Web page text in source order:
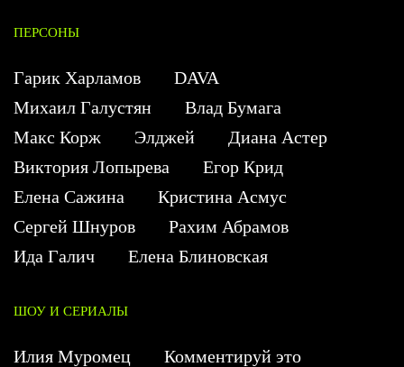
ПЕРСОНЫ
Гарик Харламов
DAVA
Михаил Галустян
Влад Бумага
Макс Корж
Элджей
Диана Астер
Виктория Лопырева
Егор Крид
Елена Сажина
Кристина Асмус
Сергей Шнуров
Рахим Абрамов
Ида Галич
Елена Блиновская
ШОУ И СЕРИАЛЫ
Илия Муромец
Комментируй это